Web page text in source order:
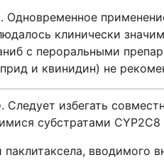
. Одновременное
клинически
с пероральными
и квинидин) не
. Следует избегать
субстратами
вводимого